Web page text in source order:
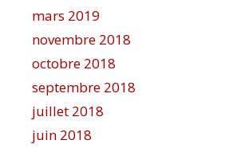
mars 2019
novembre 2018
octobre 2018
septembre 2018
juillet 2018
juin 2018